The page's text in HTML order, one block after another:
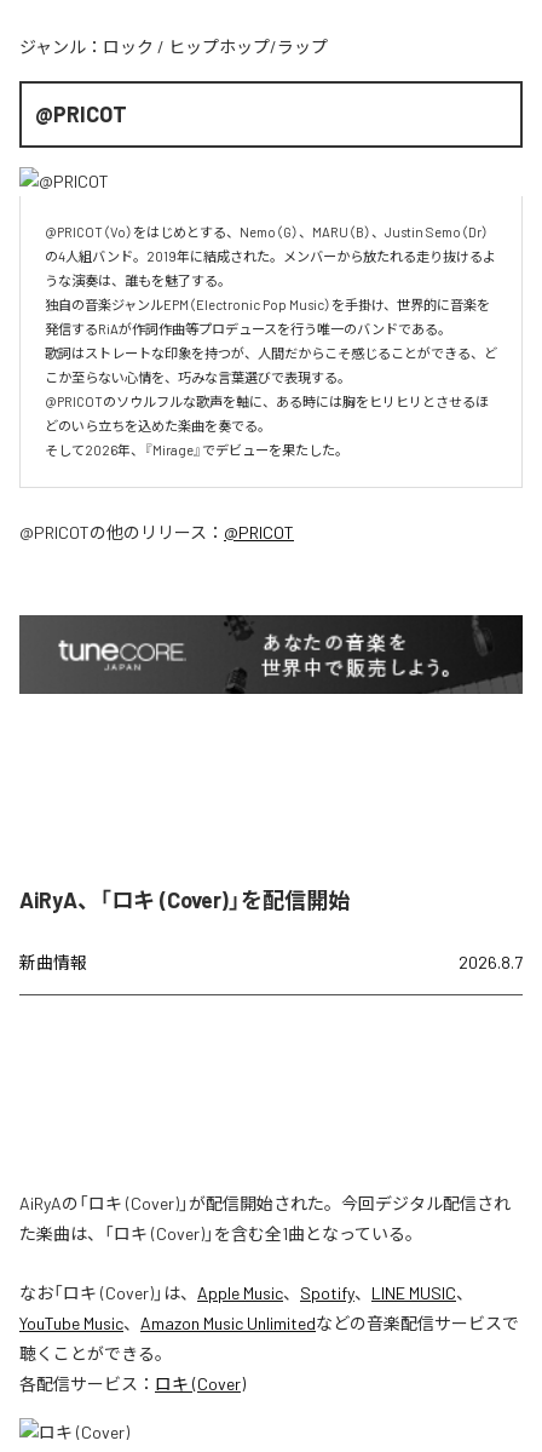
ジャンル： ロック / ヒップホップ/ラップ
@PRICOT
@PRICOT（Vo）をはじめとする、Nemo（G）、MARU（B）、Justin Semo（Dr）
の4人組バンド。2019年に結成された。メンバーから放たれる走り抜けるよ
うな演奏は、誰もを魅了する。
独自の音楽ジャンルEPM（Electronic Pop Music）を手掛け、世界的に音楽を
発信するRiAが作詞作曲等プロデュースを行う唯一のバンドである。
歌詞はストレートな印象を持つが、人間だからこそ感じることができる、ど
こか至らない心情を、巧みな言葉選びで表現する。
@PRICOTのソウルフルな歌声を軸に、ある時には胸をヒリヒリとさせるほ
どのいら立ちを込めた楽曲を奏でる。
そして2026年、『Mirage』でデビューを果たした。
@PRICOTの他のリリース： @PRICOT
AiRyA、「ロキ (Cover)」を配信開始
新曲情報 2026.8.7
AiRyAの「ロキ (Cover)」が配信開始された。今回デジタル配信され
た楽曲は、「ロキ (Cover)」を含む全1曲となっている。
なお「ロキ (Cover)」は、 Apple Music、 Spotify、 LINE MUSIC、
YouTube Music、 Amazon Music Unlimitedなどの音楽配信サービスで
聴くことができる。
各配信サービス： ロキ (Cover)